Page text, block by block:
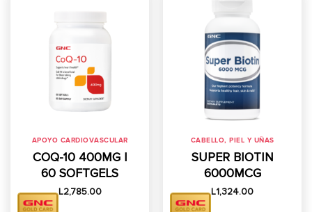
APOYO CARDIOVASCULAR
COQ-10 400MG |
60 SOFTGELS
L2,785.00
CABELLO, PIEL Y UÑAS
SUPER BIOTIN
6000MCG
L1,324.00